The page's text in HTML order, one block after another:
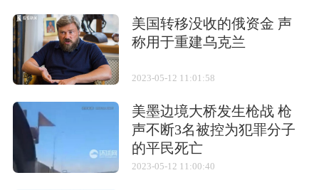
乘员 2人
机长 9.56米
翼展 15米
机高
空重 1,110千克
美国转移没收的俄资金 声
称用于重建乌克兰
2023-05-12 11:01:58
美墨边境大桥发生枪战 枪
声不断3名被控为犯罪分子
的平民死亡
2023-05-12 11:00:40